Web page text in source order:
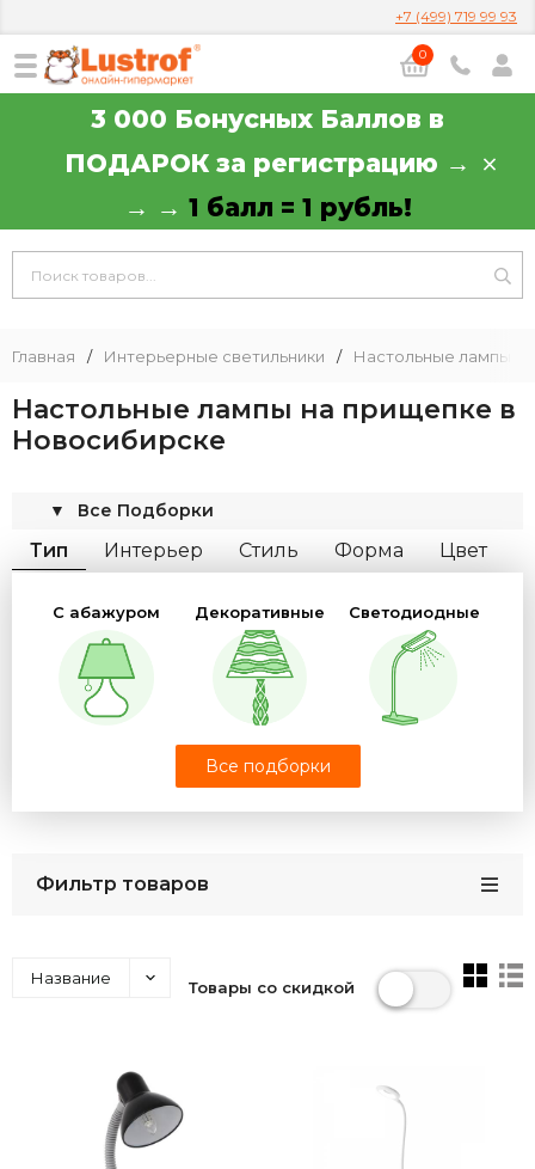
+7 (499) 719 99 93
0
3 000 Бонусных Баллов в
ПОДАРОК за регистрацию →
→ → 1 балл = 1 рубль!
Главная / Интерьерные светильники / Настольные лампы
Настольные лампы на прищепке в
Новосибирске
Все Подборки
▼
Тип Интерьер Стиль Форма
Цвет
Количество плафонов
Бренд
Все подборки
С абажуром Декоративные Светодиодные
Школьные
Фильтр товаров
Название Товары со скидкой